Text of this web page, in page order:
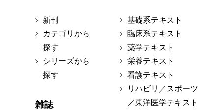
新刊
カテゴリから
探す
シリーズから
探す
雑誌
基礎系テキスト
臨床系テキスト
薬学テキスト
栄養テキスト
看護テキスト
リハビリ／スポーツ
／東洋医学テキスト